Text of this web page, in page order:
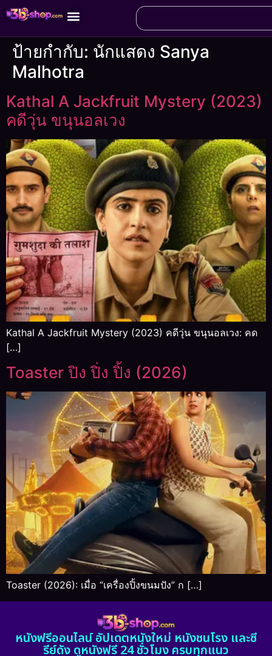
ป้ายกำกับ: นักแสดง Sanya
Malhotra
Kathal A Jackfruit Mystery (2023)
คดีวุ่น ขนุนอลเวง
Kathal A Jackfruit Mystery (2023) คดีวุ่น ขนุนอลเวง: คด
[…]
Toaster ปิง ปิ่ง ปิ้ง (2026)
Toaster (2026): เมื่อ “เครื่องปิ้งขนมปัง” ก […]
หนังฟรีออนไลน์ อัปเดตหนังใหม่ หนังชนโรง และซี
รีย์ดัง ดูหนังฟรี 24 ชั่วโมง ครบทุกแนว